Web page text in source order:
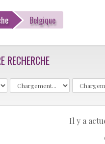
Belgique
RECHERCHE
Il y a